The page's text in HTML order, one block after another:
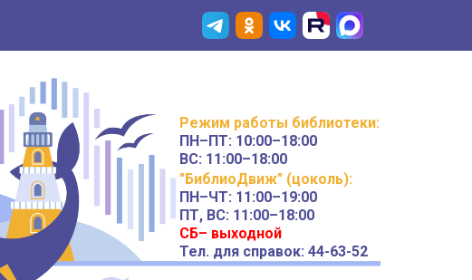
Режим работы библиотеки:
ПН–ПТ: 10:00–18:00
ВС: 11:00–18:00
"БиблиоДвиж" (цоколь):
ПН–ЧТ: 11:00–19:00
ПТ, ВС: 11:00–18:00
СБ– выходной
Тел. для справок: 44-63-52